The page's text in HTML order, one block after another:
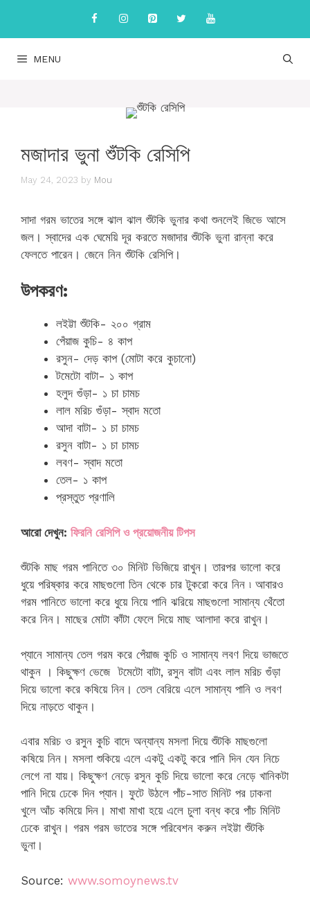
content
MENU
মজাদার ভুনা শুঁটকি রেসিপি
May 24, 2023 by Mou
সাদা গরম ভাতের সঙ্গে ঝাল ঝাল শুঁটকি ভুনার কথা শুনলেই জিভে আসে
জল। স্বাদের এক ঘেমেয়ি দূর করতে মজাদার শুঁটকি ভুনা রান্না করে
ফেলতে পারেন। জেনে নিন শুঁটকি রেসিপি।
উপকরণ:
লইট্টা শুঁটকি- ২০০ গ্রাম
পেঁয়াজ কুচি- ৪ কাপ
রসুন- দেড় কাপ (মোটা করে কুচানো)
টমেটো বাটা- ১ কাপ
হলুদ গুঁড়া- ১ চা চামচ
লাল মরিচ গুঁড়া- স্বাদ মতো
আদা বাটা- ১ চা চামচ
রসুন বাটা- ১ চা চামচ
লবণ- স্বাদ মতো
তেল- ১ কাপ
প্রস্তুত প্রণালি
আরো দেখুন: ফিরনি রেসিপি ও প্রয়োজনীয় টিপস
শুঁটকি মাছ গরম পানিতে ৩০ মিনিট ভিজিয়ে রাখুন। তারপর ভালো করে
ধুয়ে পরিষ্কার করে মাছগুলো তিন থেকে চার টুকরো করে নিন ৷ আবারও
গরম পানিতে ভালো করে ধুয়ে নিয়ে পানি ঝরিয়ে মাছগুলো সামান্য থেঁতো
করে নিন। মাছের মোটা কাঁটা ফেলে দিয়ে মাছ আলাদা করে রাখুন।
প্যানে সামান্য তেল গরম করে পেঁয়াজ কুচি ও সামান্য লবণ দিয়ে ভাজতে
থাকুন । কিছুক্ষণ ভেজে টমেটো বাটা, রসুন বাটা এবং লাল মরিচ গুঁড়া
দিয়ে ভালো করে কষিয়ে নিন। তেল বেরিয়ে এলে সামান্য পানি ও লবণ
দিয়ে নাড়তে থাকুন।
এবার মরিচ ও রসুন কুচি বাদে অন্যান্য মসলা দিয়ে শুঁটকি মাছগুলো
কষিয়ে নিন। মসলা শুকিয়ে এলে একটু একটু করে পানি দিন যেন নিচে
লেগে না যায়। কিছুক্ষণ নেড়ে রসুন কুচি দিয়ে ভালো করে নেড়ে খানিকটা
পানি দিয়ে ঢেকে দিন প্যান। ফুটে উঠলে পাঁচ-সাত মিনিট পর ঢাকনা
খুলে আঁচ কমিয়ে দিন। মাখা মাখা হয়ে এলে চুলা বন্ধ করে পাঁচ মিনিট
ঢেকে রাখুন। গরম গরম ভাতের সঙ্গে পরিবেশন করুন লইট্টা শুঁটকি
ভুনা।
Source: www.somoynews.tv